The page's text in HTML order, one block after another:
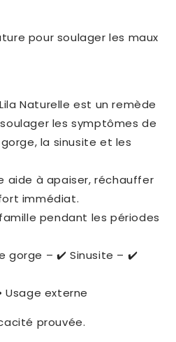
pour soulager les maux
Naturelle est un remède
les symptômes de
la sinusite et les
aide à apaiser, réchauffer
immédiat.
pendant les périodes
gorge – ✔️ Sinusite – ✔️
Usage externe
prouvée.